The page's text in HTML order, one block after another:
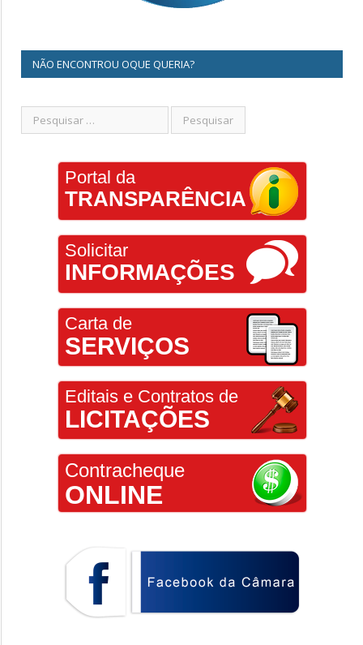
NÃO ENCONTROU OQUE QUERIA?
Portal da
TRANSPARÊNCIA
Solicitar
INFORMAÇÕES
Carta de
SERVIÇOS
Editais e Contratos de
LICITAÇÕES
Contracheque
ONLINE